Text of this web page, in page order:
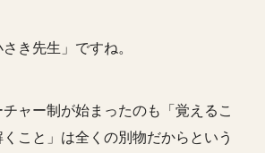
き先生」ですね。
ャー制が始まったのも「覚えるこ
こと」は全くの別物だからという